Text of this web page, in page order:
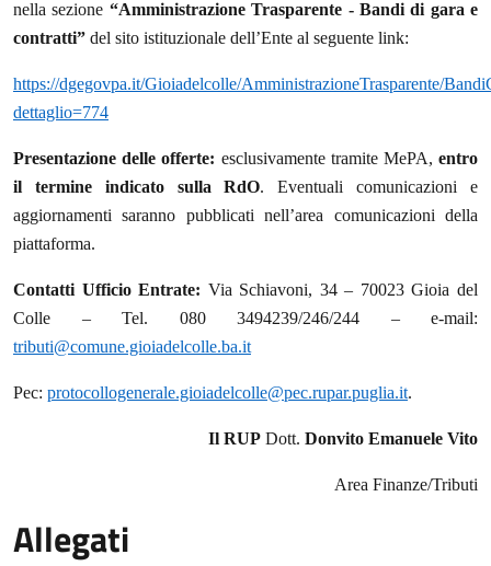
nella sezione “Amministrazione Trasparente - Bandi di gara e
contratti” del sito istituzionale dell’Ente al seguente link:
https://dgegovpa.it/Gioiadelcolle/AmministrazioneTrasparente/
dettaglio=774
Presentazione delle offerte: esclusivamente tramite MePA,entro
il termine indicato sulla RdO. Eventuali comunicazioni e
aggiornamenti saranno pubblicati nell’area comunicazioni della
piattaforma.
Contatti Ufficio Entrate: Via Schiavoni, 34 – 70023 Gioia del
Colle – Tel. 080 3494239/246/244 – e-mail:
tributi@comune.gioiadelcolle.ba.it
Pec: protocollogenerale.gioiadelcolle@pec.rupar.puglia.it.
Il RUP Dott. Donvito Emanuele Vito
Area Finanze/Tributi
Allegati